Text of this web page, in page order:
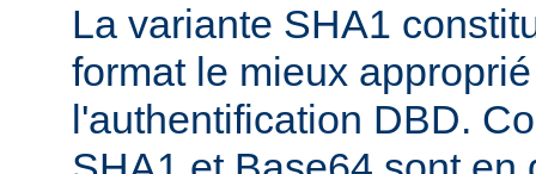
La variante SHA1
format le mieux
l'authentification DBD.